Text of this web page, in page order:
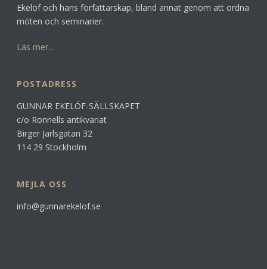
Ekelöf och hans författarskap, bland annat genom att ordna
möten och seminarier.
Läs mer...
POSTADRESS
GUNNAR EKELÖF-SÄLLSKAPET
c/o Rönnells antikvariat
Birger Jarlsgatan 32
114 29 Stockholm
MEJLA OSS
info@gunnarekelof.se